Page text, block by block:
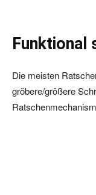
Funktional
Die meisten
gröbere/größere